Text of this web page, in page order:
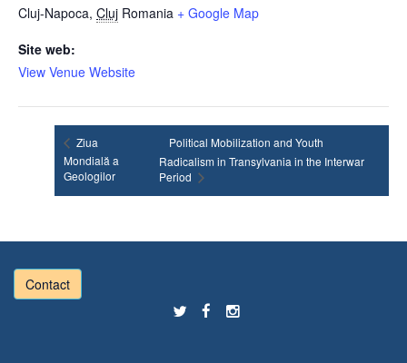
Cluj-Napoca, Cluj Romania + Google Map
Site web:
View Venue Website
Ziua
Mondială a
Geologilor
Political Mobilization and Youth
Radicalism in Transylvania in the Interwar
Period
Contact